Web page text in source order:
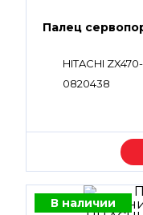
Палец
HITACHI
0820438
В наличии